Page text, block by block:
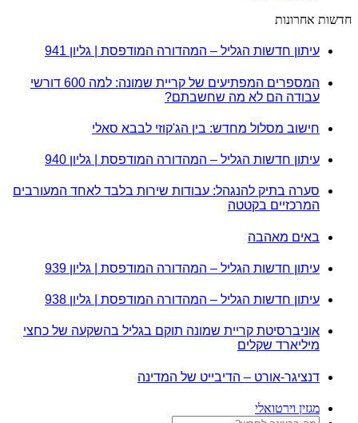
חדשות אחרונות
עיתון חדשות הגליל – המהדורה המודפסת | גליון 941
המספרים המפתיעים של קריית שמונה: למה 600 דורשי
עבודה הם לא מה שחשבתם?
חישוב מסלול מחדש: בין הג'קוזי לבבא סאלי
עיתון חדשות הגליל – המהדורה המודפסת | גליון 940
סערה בתיק להנגהל: עבודות שירות בלבד לאחד המעורבים
המרכזיים בקטטה
באים מאהבה
עיתון חדשות הגליל – המהדורה המודפסת | גליון 939
עיתון חדשות הגליל – המהדורה המודפסת | גליון 938
אוניברסיטת קריית שמונה תוקם בגליל בהשקעה של כחצי
מיליארד שקלים
דנציגר-אורט – הדיבייט של המדינה
מגזין וירטואלי